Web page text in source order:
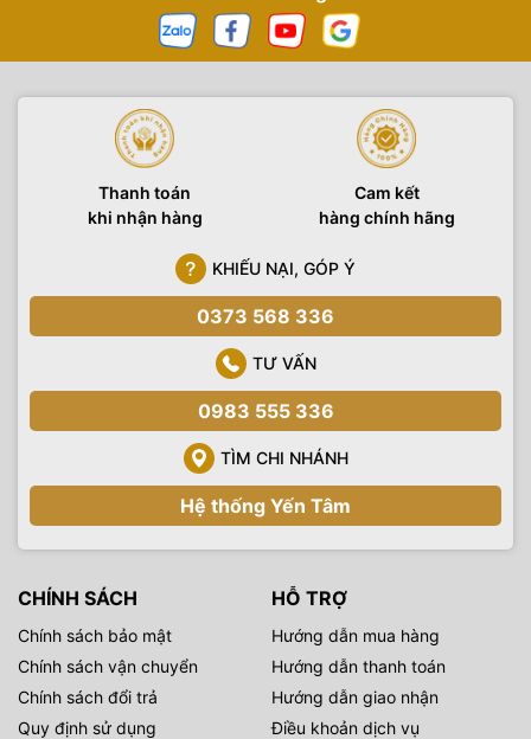
Thanh toán
khi nhận hàng
Cam kết
hàng chính hãng
KHIẾU NẠI, GÓP Ý
0373 568 336
TƯ VẤN
0983 555 336
TÌM CHI NHÁNH
Hệ thống Yến Tâm
CHÍNH SÁCH
Chính sách bảo mật
Chính sách vận chuyển
Chính sách đổi trả
Quy định sử dụng
HỖ TRỢ
Hướng dẫn mua hàng
Hướng dẫn thanh toán
Hướng dẫn giao nhận
Điều khoản dịch vụ